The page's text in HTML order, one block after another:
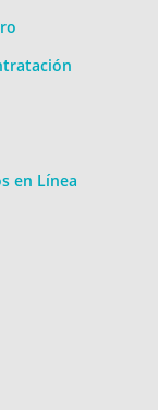
en Línea